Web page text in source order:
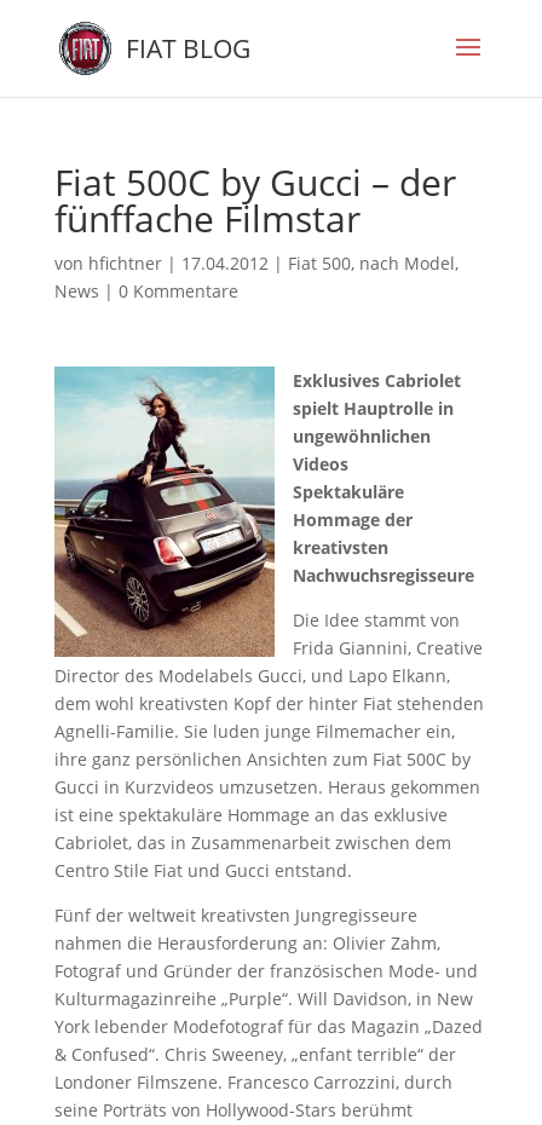
FIAT BLOG
Fiat 500C by Gucci – der
fünffache Filmstar
von hfichtner| 17.04.2012| Fiat 500, nach Model,
News | 0 Kommentare
Exklusives Cabriolet
spielt Hauptrolle in
ungewöhnlichen
Videos
Spektakuläre
Hommage der
kreativsten
Nachwuchsregisseure
Die Idee stammt von
Frida Giannini, Creative
Director des Modelabels Gucci, und Lapo Elkann,
dem wohl kreativsten Kopf der hinter Fiat stehenden
Agnelli-Familie. Sie luden junge Filmemacher ein,
ihre ganz persönlichen Ansichten zum Fiat 500C by
Gucci in Kurzvideos umzusetzen. Heraus gekommen
ist eine spektakuläre Hommage an das exklusive
Cabriolet, das in Zusammenarbeit zwischen dem
Centro Stile Fiat und Gucci entstand.
Fünf der weltweit kreativsten Jungregisseure
nahmen die Herausforderung an: Olivier Zahm,
Fotograf und Gründer der französischen Mode- und
Kulturmagazinreihe „Purple“. Will Davidson, in New
York lebender Modefotograf für das Magazin „Dazed
& Confused“. Chris Sweeney, „enfant terrible“ der
Londoner Filmszene. Francesco Carrozzini, durch
seine Porträts von Hollywood-Stars berühmt